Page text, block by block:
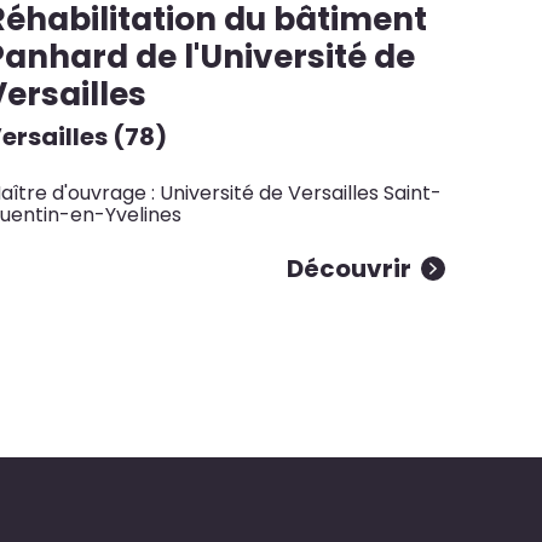
du bâtiment
de l'Université de
(78)
d'ouvrage : Université de Versailles Saint-
en-Yvelines
Découvrir